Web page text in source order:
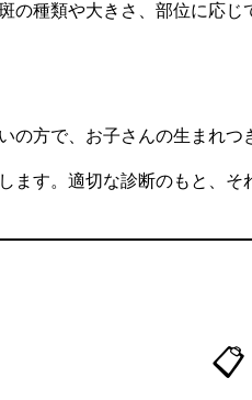
の種類や大きさ、部位に応
の方で、お子さんの生まれ
ます。適切な診断のもと、